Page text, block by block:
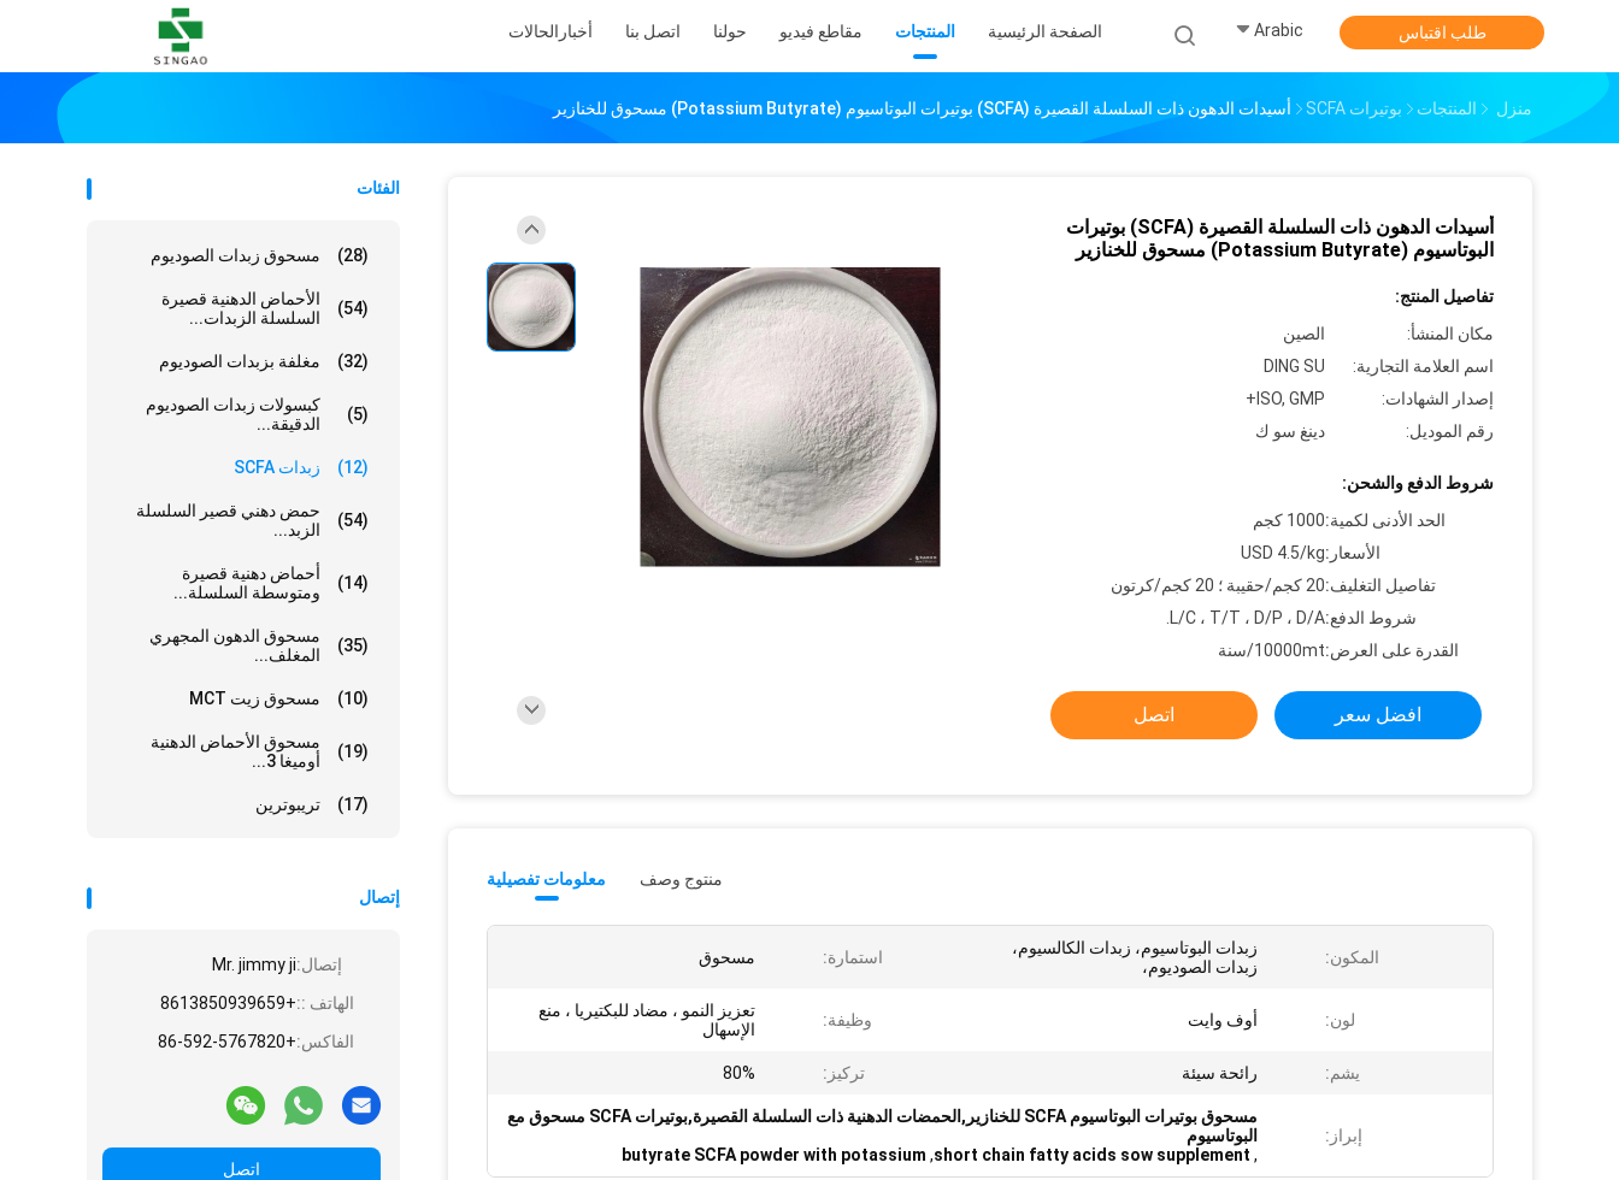
الصفحة الرئيسية المنتجات مقاطع فيديو حولنا اتصل بنا أخبار الحالات Arabic طلب اقتباس
منزل المنتجات بوتيرات SCFA أسيدات الدهون ذات السلسلة القصيرة (SCFA) بوتيرات البوتاسيوم (Potassium Butyrate) مسحوق للخنازير
الفئات
مسحوق زبدات الصوديوم (28)
الأحماض الدهنية قصيرة
السلسلة الزبدات...
(54)
مغلفة بزبدات الصوديوم (32)
كبسولات زبدات الصوديوم
الدقيقة...
(5)
زبدات SCFA (12)
حمض دهني قصير السلسلة
الزبد...
(54)
أحماض دهنية قصيرة
ومتوسطة السلسلة...
(14)
مسحوق الدهون المجهري
المغلف...
(35)
مسحوق زيت MCT (10)
مسحوق الأحماض الدهنية
أوميغا 3...
(19)
تريبوترين (17)
إتصال
إتصال:Mr. jimmy ji
الهاتف ::+8613850939659
الفاكس:+86-592-5767820
اتصل
أسيدات الدهون ذات السلسلة القصيرة (SCFA) بوتيرات
البوتاسيوم (Potassium Butyrate) مسحوق للخنازير
تفاصيل المنتج:
مكان المنشأ:
الصين
اسم العلامة التجارية:
DING SU
إصدار الشهادات:
ISO, GMP+
رقم الموديل:
دينغ سو ك
شروط الدفع والشحن:
الحد الأدنى لكمية:1000 كجم
الأسعار:USD 4.5/kg
تفاصيل التغليف:20 كجم/حقيبة ؛ 20 كجم/كرتون
شروط الدفع:L/C ، T/T ، D/P ، D/A.
القدرة على العرض:10000mt/سنة
افضل سعر اتصل
معلومات تفصيلية منتوج وصف
المكون:
زبدات البوتاسيوم، زبدات الكالسيوم،
زبدات الصوديوم،
استمارة: مسحوق
لون: أوف وايت وظيفة:
تعزيز النمو ، مضاد للبكتيريا ، منع
الإسهال
يشم: رائحة سيئة تركيز: 80%
إبراز:
مسحوق بوتيرات البوتاسيوم SCFA للخنازير,الحمضات الدهنية ذات السلسلة القصيرة,بوتيرات SCFA مسحوق مع
البوتاسيوم
,
short chain fatty acids sow supplement
,
butyrate SCFA powder with potassium